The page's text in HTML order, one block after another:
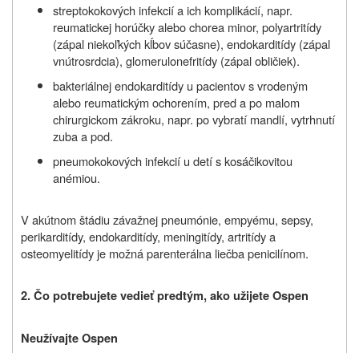
streptokokových infekcií a ich komplikácií, napr.
reumatickej horúčky alebo chorea minor, polyartritídy
(zápal niekoľkých kĺbov súčasne), endokarditídy (zápal
vnútrosrdcia), glomerulonefritídy (zápal obličiek).
bakteriálnej endokarditídy u pacientov s vrodeným
alebo reumatickým ochorením, pred a po malom
chirurgickom zákroku, napr. po vybratí mandlí, vytrhnutí
zuba a pod.
pneumokokových infekcií u detí s kosáčikovitou
anémiou.
V akútnom štádiu závažnej pneumónie, empyému, sepsy,
perikarditídy, endokarditídy, meningitídy, artritídy a
osteomyelitídy je možná parenterálna liečba penicilínom.
2. Čo potrebujete vedieť predtým, ako užijete Ospen
Neužívajte Ospen